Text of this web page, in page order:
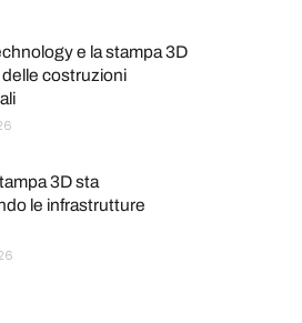
e la stampa 3D
costruzioni
3D sta
le infrastrutture